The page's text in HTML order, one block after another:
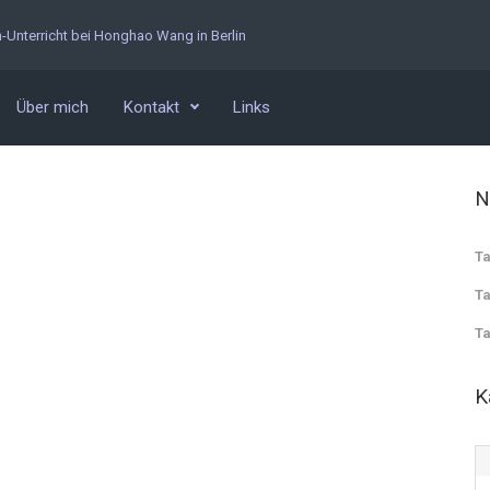
Unterricht bei Honghao Wang in Berlin
Über mich Kontakt Links